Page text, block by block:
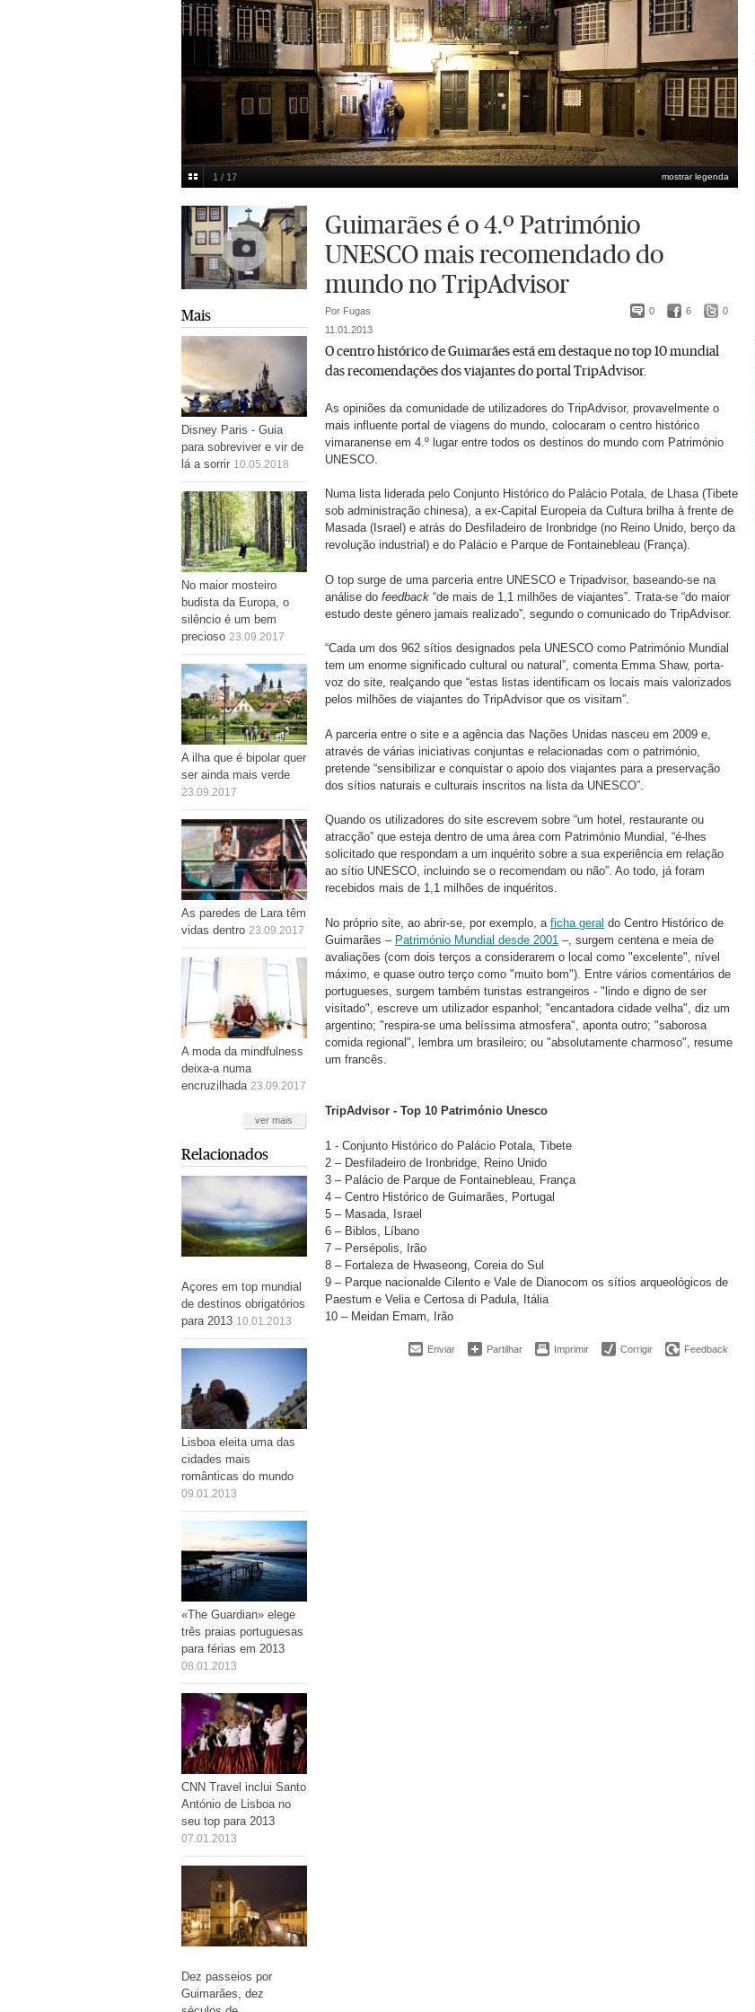
Praça de São Tiago
mostrar legenda
1 / 17
Multimedia
Mais
Disney Paris - Guia
para sobreviver e vir de
lá a sorrir 10.05.2018
No maior mosteiro
budista da Europa, o
silêncio é um bem
precioso 23.09.2017
A ilha que é bipolar quer
ser ainda mais verde
23.09.2017
As paredes de Lara têm
vidas dentro 23.09.2017
A moda da mindfulness
deixa-a numa
encruzilhada 23.09.2017
ver mais
Relacionados
Açores em top mundial
de destinos obrigatórios
para 2013 10.01.2013
Lisboa eleita uma das
cidades mais
românticas do mundo
09.01.2013
«The Guardian» elege
três praias portuguesas
para férias em 2013
08.01.2013
CNN Travel inclui Santo
António de Lisboa no
seu top para 2013
07.01.2013
Dez passeios por
Guimarães, dez
Guimarães é o 4.º Património
UNESCO mais recomendado do
mundo no TripAdvisor
0 6 0
Por Fugas
11.01.2013
O centro histórico de Guimarães está em destaque no top 10 mundial
das recomendações dos viajantes do portal TripAdvisor.
As opiniões da comunidade de utilizadores do TripAdvisor, provavelmente o
mais influente portal de viagens do mundo, colocaram o centro histórico
vimaranense em 4.º lugar entre todos os destinos do mundo com Património
UNESCO.
Numa lista liderada pelo Conjunto Histórico do Palácio Potala, de Lhasa (Tibete
sob administração chinesa), a ex-Capital Europeia da Cultura brilha à frente de
Masada (Israel) e atrás do Desfiladeiro de Ironbridge (no Reino Unido, berço da
revolução industrial) e do Palácio e Parque de Fontainebleau (França).
O top surge de uma parceria entre UNESCO e Tripadvisor, baseando-se na
análise do feedback “de mais de 1,1 milhões de viajantes”. Trata-se “do maior
estudo deste género jamais realizado”, segundo o comunicado do TripAdvisor.
“Cada um dos 962 sítios designados pela UNESCO como Património Mundial
tem um enorme significado cultural ou natural”, comenta Emma Shaw, porta-
voz do site, realçando que “estas listas identificam os locais mais valorizados
pelos milhões de viajantes do TripAdvisor que os visitam”.
A parceria entre o site e a agência das Nações Unidas nasceu em 2009 e,
através de várias iniciativas conjuntas e relacionadas com o património,
pretende “sensibilizar e conquistar o apoio dos viajantes para a preservação
dos sítios naturais e culturais inscritos na lista da UNESCO”.
Quando os utilizadores do site escrevem sobre “um hotel, restaurante ou
atracção” que esteja dentro de uma área com Património Mundial, “é-lhes
solicitado que respondam a um inquérito sobre a sua experiência em relação
ao sítio UNESCO, incluindo se o recomendam ou não”. Ao todo, já foram
recebidos mais de 1,1 milhões de inquéritos.
No próprio site, ao abrir-se, por exemplo, a ficha geral do Centro Histórico de
Guimarães – Património Mundial desde 2001 –, surgem centena e meia de
avaliações (com dois terços a considerarem o local como "excelente", nível
máximo, e quase outro terço como "muito bom"). Entre vários comentários de
portugueses, surgem também turistas estrangeiros - "lindo e digno de ser
visitado", escreve um utilizador espanhol; "encantadora cidade velha", diz um
argentino; "respira-se uma belíssima atmosfera", aponta outro; "saborosa
comida regional", lembra um brasileiro; ou "absolutamente charmoso", resume
um francês.
TripAdvisor - Top 10 Património Unesco
1 - Conjunto Histórico do Palácio Potala, Tibete
2 – Desfiladeiro de Ironbridge, Reino Unido
3 – Palácio de Parque de Fontainebleau, França
4 – Centro Histórico de Guimarães, Portugal
5 – Masada, Israel
6 – Biblos, Líbano
7 – Persépolis, Irão
8 – Fortaleza de Hwaseong, Coreia do Sul
9 – Parque nacionalde Cilento e Vale de Dianocom os sítios arqueológicos de
Paestum e Velia e Certosa di Padula, Itália
10 – Meidan Emam, Irão
Enviar Partilhar Imprimir Corrigir Feedback